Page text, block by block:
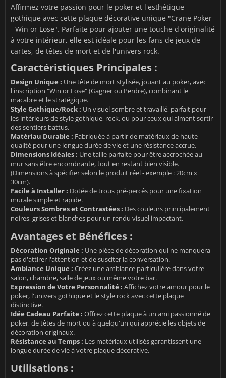
Affirmez votre passion pour le poker et l'esthétique
gothique avec cette plaque décorative unique "Crane Poker
- Win or Lose". Parfaite pour ajouter une touche d'originalité
à votre intérieur, elle est idéale pour les fans de jeux de
cartes, de têtes de mort et de l'univers rock.
Caractéristiques Principales :
Design Unique : Une tête de mort stylisée, jouant au poker, avec
l'inscription "Win or Lose" (Gagner ou Perdre), combinant le
macabre et le stratégique.
Style Gothique/Rock : Un visuel sombre et travaillé, parfait pour
les intérieurs de style gothique, rock, ou pour ceux qui aiment sortir
des sentiers battus.
Matériau Durable : Fabriquée à partir de matériaux de haute
qualité pour une longue durée de vie et une résistance accrue.
Dimensions Idéales : Une taille parfaite pour être accrochée au
mur sans être encombrante, tout en restant bien visible.
(Dimensions à spécifier selon le produit réel - exemple : 20cm x
30cm).
Facile à Installer : Dotée de trous pré-percés pour une fixation
murale simple et rapide.
Couleurs Sombres et Contrastées : Des couleurs principalement
noires, grises et blanches pour un rendu visuel impactant.
Avantages et Bénéfices :
Décoration Originale : Une pièce de décoration qui ne manquera
pas d'attirer l'attention et de susciter la conversation.
Ambiance Unique : Créez une ambiance particulière dans votre
salon, chambre, salle de jeux ou même votre bar.
Expression de Votre Personnalité : Affichez votre amour pour le
poker, l'univers gothique et le style rock avec cette plaque
distinctive.
Idée Cadeau Parfaite : Offrez cette plaque à un ami passionné de
poker, de têtes de mort ou à quelqu'un qui apprécie les objets de
décoration originaux.
Résistance au Temps : Les matériaux utilisés garantissent une
longue durée de vie à votre plaque décorative.
Utilisations :